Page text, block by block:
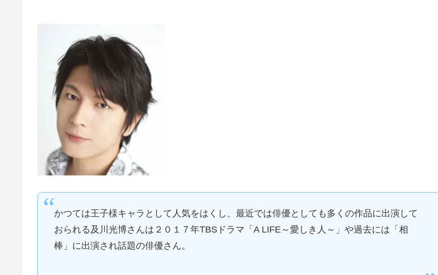
かつては王子様キャラとして人気をはくし、最近では俳優としても多くの作品に出演して
おられる及川光博さんは２０１７年TBSドラマ「A LIFE～愛しき人～」や過去には「相
棒」に出演され話題の俳優さん。